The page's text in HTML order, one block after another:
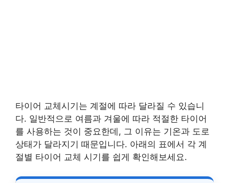
타이어 교체시기는 계절에 따라 달라질 수 있습니
다. 일반적으로 여름과 겨울에 따라 적절한 타이어
를 사용하는 것이 중요한데, 그 이유는 기온과 도로
상태가 달라지기 때문입니다. 아래의 표에서 각 계
절별 타이어 교체 시기를 쉽게 확인해보세요.